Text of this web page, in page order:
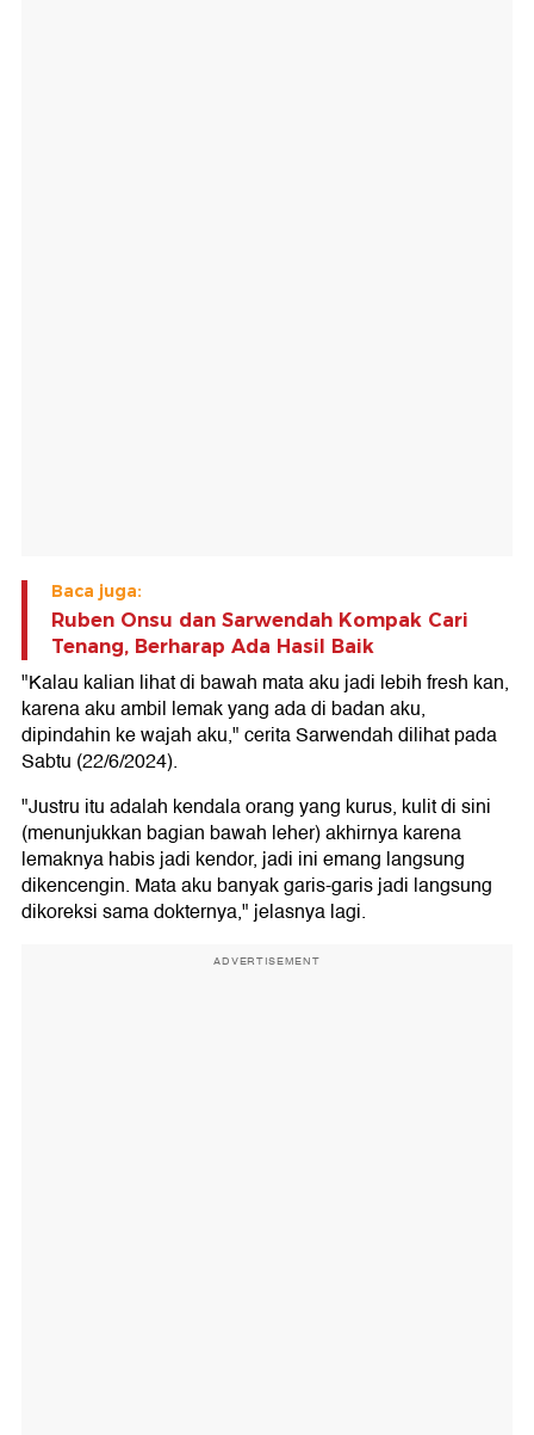
Baca juga:
Ruben Onsu dan Sarwendah Kompak Cari
Tenang, Berharap Ada Hasil Baik
"Kalau kalian lihat di bawah mata aku jadi lebih fresh kan,
karena aku ambil lemak yang ada di badan aku,
dipindahin ke wajah aku," cerita Sarwendah dilihat pada
Sabtu (22/6/2024).
"Justru itu adalah kendala orang yang kurus, kulit di sini
(menunjukkan bagian bawah leher) akhirnya karena
lemaknya habis jadi kendor, jadi ini emang langsung
dikencengin. Mata aku banyak garis-garis jadi langsung
dikoreksi sama dokternya," jelasnya lagi.
ADVERTISEMENT